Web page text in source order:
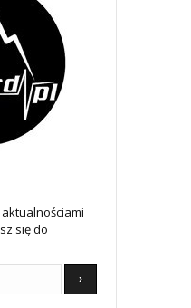
się do
›